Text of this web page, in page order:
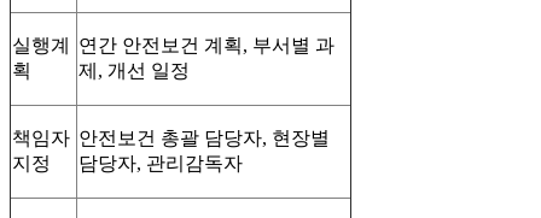
실행계
획
연간 안전보건 계획, 부서별 과
제, 개선 일정
책임자
지정
안전보건 총괄 담당자, 현장별
담당자, 관리감독자